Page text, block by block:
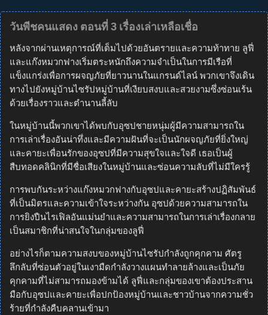
วันพีชคนแสดง ตอนที่ 3 เรื่องเล่าเหลือเชื่อ
หลังจากผ่านเหตุการณ์ที่เต็มไปด้วยอันตรายและความท้าทาย ลูฟี่
และแก๊งหมวกฟางเริ่มตระหนักถึงความจำเป็นในการมีเรือที่
แข็งแกร่งเพื่อการผจญภัยที่ยาวนานในแกรนด์ไลน์ พวกเขาจึงเดิน
ทางไปยังหมู่บ้านไซรัปหมู่บ้านที่เงียบสงบและสวยงามซึ่งซ่อนเร้น
ด้วยเรื่องราวและตำนานลี้ลับ
ในหมู่บ้านนี้พวกเขาได้พบกับอุซปชายหนุ่มผู้มีความสามารถใน
การเล่าเรื่องอันน่าทึ่งและมีความฝันที่จะเป็นนักผจญภัยที่ยิ่งใหญ่
และคายะเพื่อนรักของอุซปที่มีความสุขใจและใจดี เธอเป็นผู้
สืบทอดคลินิกที่มีชื่อเสียงในหมู่บ้านและซ่อนความลับที่ไม่มีใครรู้
การพบกันระหว่างแก๊งหมวกฟางกับอุซปและคายะสร้างปฏิสัมพันธ์
ที่เป็นมิตรและความเข้าใจระหว่างกัน อุซปด้วยความสามารถใน
การยิงปืนไรเฟิลอันแม่นยำและความสามารถในการเล่าเรื่องกลาย
เป็นสมาชิกที่น่าสนใจในกลุ่มของลูฟี่
อย่างไรก็ตามความสงบของหมู่บ้านไซรัปกำลังถูกคุกคาม ศัตรู
ลึกลับที่ซ่อนตัวอยู่ในเงามืดกำลังวางแผนทำลายล้างและเป็นภัย
คุกคามที่ไม่สามารถมองข้ามได้ ลูฟี่และกลุ่มของเขาต้องประสาน
มือกับอุซปและคายะเพื่อปกป้องหมู่บ้านและชาวบ้านจากความชั่ว
ร้ายที่กำลังคืบคลานเข้ามา